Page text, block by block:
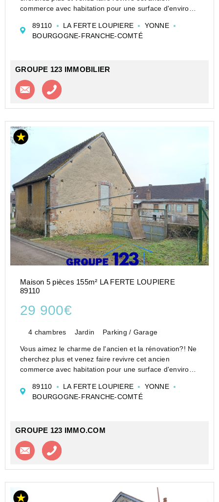
commerce avec habitation pour une surface d'environ
logements.
Au rez-de-chaussée l'entrée ...
89110 LA FERTE LOUPIERE
YONNE
BOURGOGNE-FRANCHE-COMTÉ
GROUPE 123 IMMOBILIER
Contacter l'agence
Maison 5 pièces 155m² LA FERTE LOUPIERE
89110
29 900€
4 chambres Jardin Parking / Garage
Vous aimez le charme de l'ancien et la rénovation?! Ne
cherchez plus et venez faire revivre cet ancien
commerce avec habitation pour une surface d'environ
logements.
Au rez-de-chaussée l'entrée ...
89110 LA FERTE LOUPIERE
YONNE
BOURGOGNE-FRANCHE-COMTÉ
GROUPE 123 IMMO.COM
Contacter l'agence